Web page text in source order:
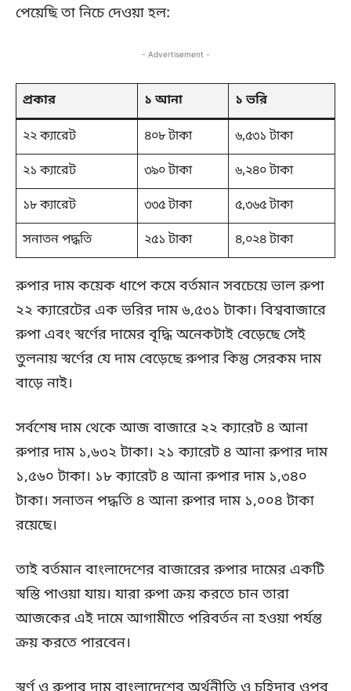
পেয়েছি তা নিচে দেওয়া হল:
- Advertisement -
প্রকার ১ আনা ১ ভরি
২২ ক্যারেট ৪০৮ টাকা
৬,৫৩১ টাকা
২১ ক্যারেট
৩৯০ টাকা
৬,২৪০ টাকা
১৮ ক্যারেট
৩৩৫ টাকা
৫,৩৬৫ টাকা
সনাতন পদ্ধতি
২৫১ টাকা ৪,০২৪ টাকা
রুপার দাম কয়েক ধাপে কমে বর্তমান সবচেয়ে ভাল রুপা
২২ ক্যারেটের এক ভরির দাম ৬,৫৩১ টাকা। বিশ্ববাজারে
রুপা এবং স্বর্ণের দামের বৃদ্ধি অনেকটাই বেড়েছে সেই
তুলনায় স্বর্ণের যে দাম বেড়েছে রুপার কিন্তু সেরকম দাম
বাড়ে নাই।
সর্বশেষ দাম থেকে আজ বাজারে ২২ ক্যারেট ৪ আনা
রুপার দাম ১,৬৩২ টাকা। ২১ ক্যারেট ৪ আনা রুপার দাম
১,৫৬০ টাকা। ১৮ ক্যারেট ৪ আনা রুপার দাম ১,৩৪০
টাকা। সনাতন পদ্ধতি ৪ আনা রুপার দাম ১,০০৪ টাকা
রয়েছে।
তাই বর্তমান বাংলাদেশের বাজারের রুপার দামের একটি
স্বস্তি পাওয়া যায়। যারা রুপা ক্রয় করতে চান তারা
আজকের এই দামে আগামীতে পরিবর্তন না হওয়া পর্যন্ত
ক্রয় করতে পারবেন।